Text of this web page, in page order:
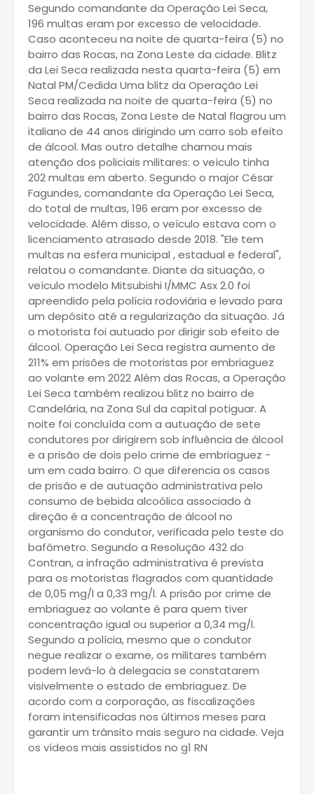
Segundo comandante da Operação Lei Seca,
196 multas eram por excesso de velocidade.
Caso aconteceu na noite de quarta-feira (5) no
bairro das Rocas, na Zona Leste da cidade. Blitz
da Lei Seca realizada nesta quarta-feira (5) em
Natal PM/Cedida Uma blitz da Operação Lei
Seca realizada na noite de quarta-feira (5) no
bairro das Rocas, Zona Leste de Natal flagrou um
italiano de 44 anos dirigindo um carro sob efeito
de álcool. Mas outro detalhe chamou mais
atenção dos policiais militares: o veículo tinha
202 multas em aberto. Segundo o major César
Fagundes, comandante da Operação Lei Seca,
do total de multas, 196 eram por excesso de
velocidade. Além disso, o veículo estava com o
licenciamento atrasado desde 2018. "Ele tem
multas na esfera municipal , estadual e federal",
relatou o comandante. Diante da situação, o
veículo modelo Mitsubishi I/MMC Asx 2.0 foi
apreendido pela polícia rodoviária e levado para
um depósito até a regularização da situação. Já
o motorista foi autuado por dirigir sob efeito de
álcool. Operação Lei Seca registra aumento de
211% em prisões de motoristas por embriaguez
ao volante em 2022 Além das Rocas, a Operação
Lei Seca também realizou blitz no bairro de
Candelária, na Zona Sul da capital potiguar. A
noite foi concluída com a autuação de sete
condutores por dirigirem sob influência de álcool
e a prisão de dois pelo crime de embriaguez -
um em cada bairro. O que diferencia os casos
de prisão e de autuação administrativa pelo
consumo de bebida alcoólica associado à
direção é a concentração de álcool no
organismo do condutor, verificada pelo teste do
bafômetro. Segundo a Resolução 432 do
Contran, a infração administrativa é prevista
para os motoristas flagrados com quantidade
de 0,05 mg/l a 0,33 mg/l. A prisão por crime de
embriaguez ao volante é para quem tiver
concentração igual ou superior a 0,34 mg/l.
Segundo a polícia, mesmo que o condutor
negue realizar o exame, os militares também
podem levá-lo à delegacia se constatarem
visivelmente o estado de embriaguez. De
acordo com a corporação, as fiscalizações
foram intensificadas nos últimos meses para
garantir um trânsito mais seguro na cidade. Veja
os vídeos mais assistidos no g1 RN